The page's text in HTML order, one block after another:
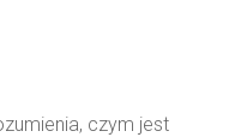
czym jest